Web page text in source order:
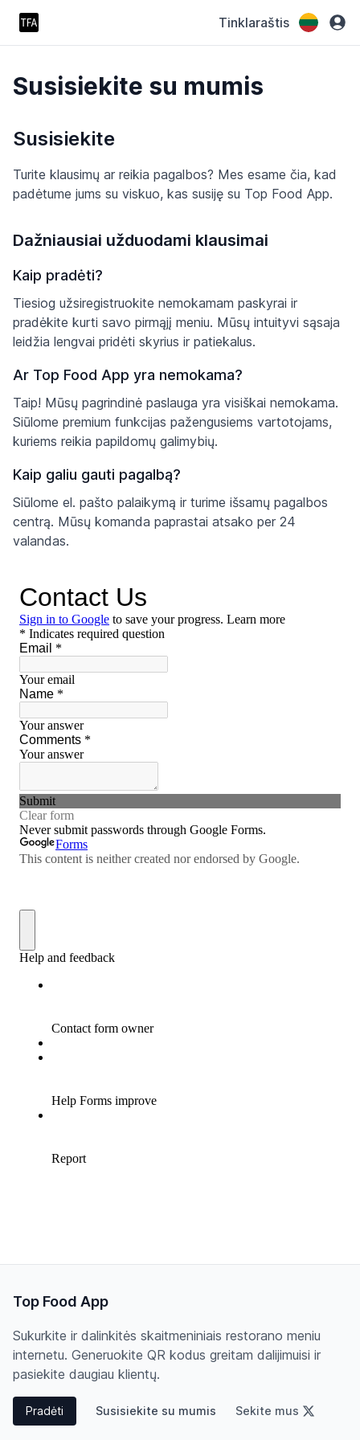
Tinklaraštis
Susisiekite su mumis
Susisiekite
Turite klausimų ar reikia pagalbos? Mes esame čia, kad
padėtume jums su viskuo, kas susiję su Top Food App.
Dažniausiai užduodami klausimai
Kaip pradėti?
Tiesiog užsiregistruokite nemokamam paskyrai ir
pradėkite kurti savo pirmąjį meniu. Mūsų intuityvi sąsaja
leidžia lengvai pridėti skyrius ir patiekalus.
Ar Top Food App yra nemokama?
Taip! Mūsų pagrindinė paslauga yra visiškai nemokama.
Siūlome premium funkcijas pažengusiems vartotojams,
kuriems reikia papildomų galimybių.
Kaip galiu gauti pagalbą?
Siūlome el. pašto palaikymą ir turime išsamų pagalbos
centrą. Mūsų komanda paprastai atsako per 24
valandas.
Top Food App
Sukurkite ir dalinkitės skaitmeniniais restorano meniu
internetu. Generuokite QR kodus greitam dalijimuisi ir
pasiekite daugiau klientų.
Pradėti Susisiekite su mumis Sekite mus